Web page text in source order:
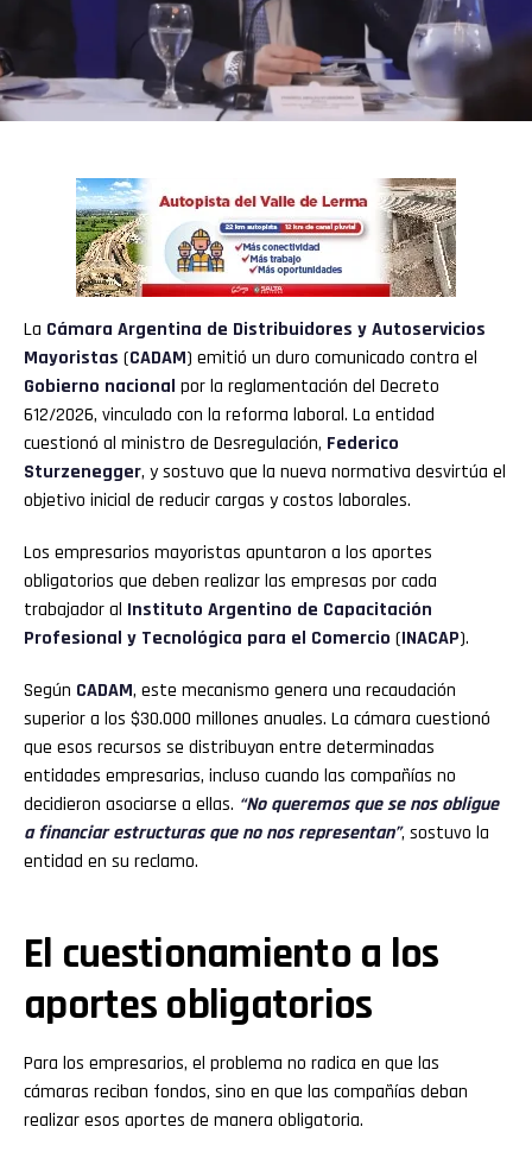
La Cámara Argentina de Distribuidores y Autoservicios
Mayoristas (CADAM) emitió un duro comunicado contra el
Gobierno nacional por la reglamentación del Decreto
612/2026, vinculado con la reforma laboral. La entidad
cuestionó al ministro de Desregulación, Federico
Sturzenegger, y sostuvo que la nueva normativa desvirtúa el
objetivo inicial de reducir cargas y costos laborales.
Los empresarios mayoristas apuntaron a los aportes
obligatorios que deben realizar las empresas por cada
trabajador al Instituto Argentino de Capacitación
Profesional y Tecnológica para el Comercio (INACAP).
Según CADAM, este mecanismo genera una recaudación
superior a los $30.000 millones anuales. La cámara cuestionó
que esos recursos se distribuyan entre determinadas
entidades empresarias, incluso cuando las compañías no
decidieron asociarse a ellas. “No queremos que se nos obligue
a financiar estructuras que no nos representan”, sostuvo la
entidad en su reclamo.
El cuestionamiento a los
aportes obligatorios
Para los empresarios, el problema no radica en que las
cámaras reciban fondos, sino en que las compañías deban
realizar esos aportes de manera obligatoria.